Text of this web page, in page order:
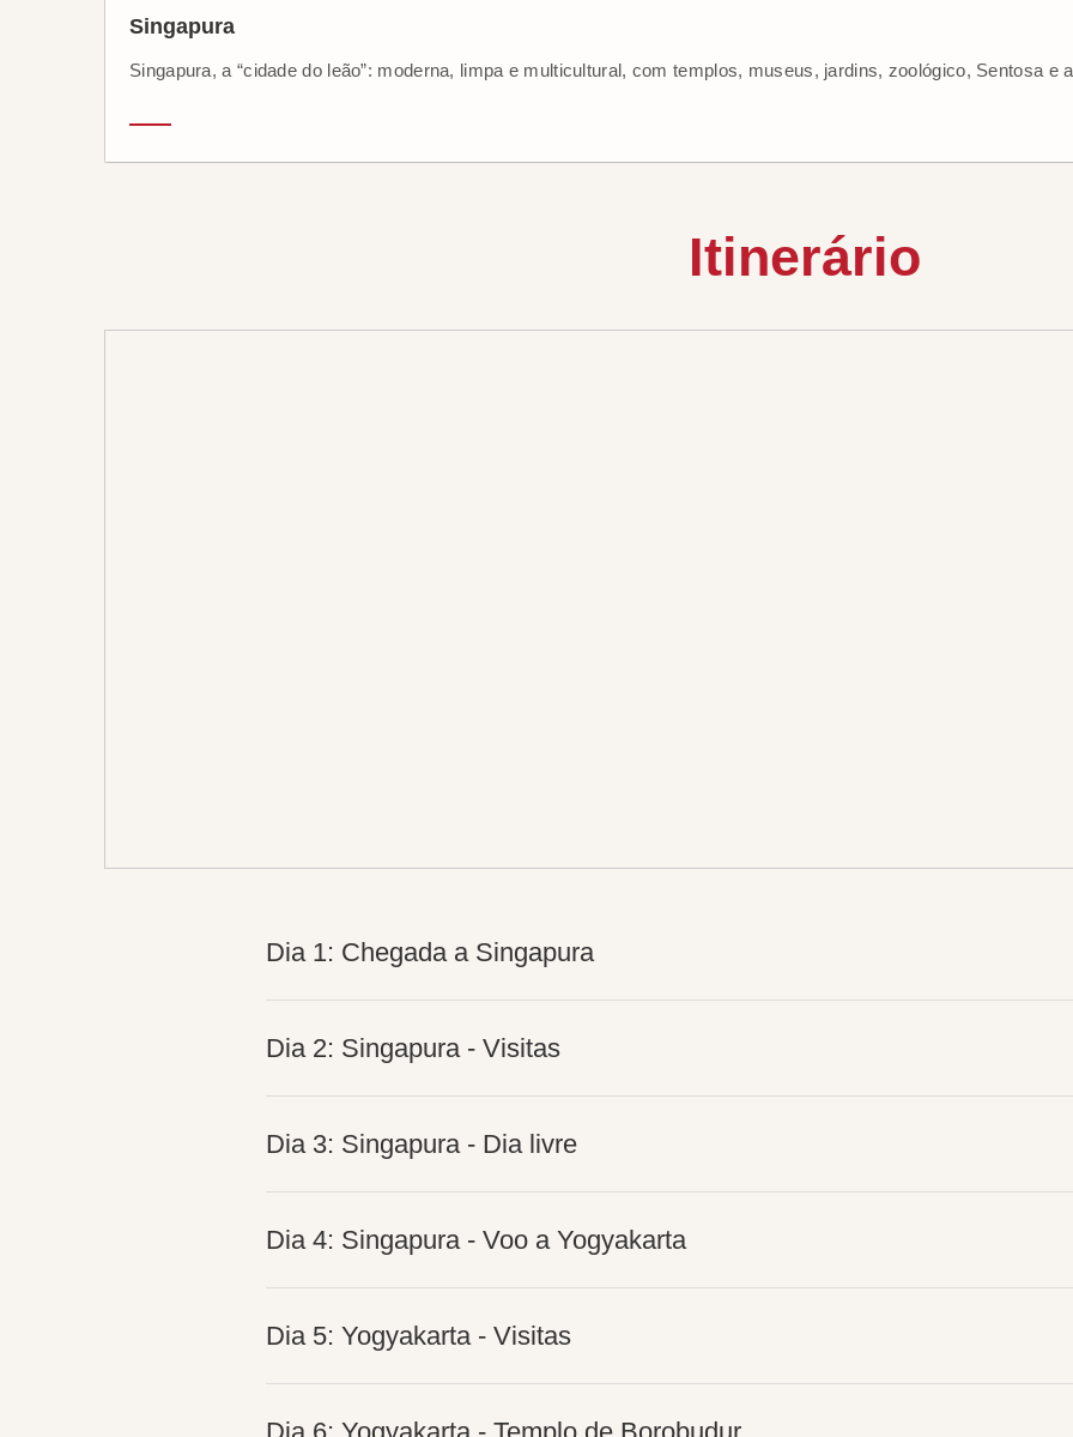
Singapura
Singapura, a “cidade do leão”: moderna, limpa e multicultural, com templos, museus, jardins, zoológico, Sentosa e
Itinerário
Dia 1: Chegada a Singapura
Dia 2: Singapura - Visitas
Dia 3: Singapura - Dia livre
Dia 4: Singapura - Voo a Yogyakarta
Dia 5: Yogyakarta - Visitas